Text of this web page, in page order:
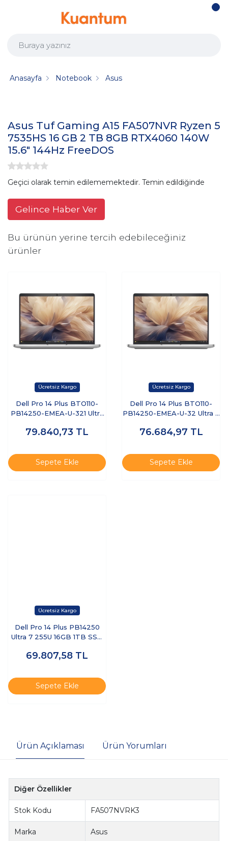
Anasayfa Notebook Asus
Asus Tuf Gaming A15 FA507NVR Ryzen 5
7535HS 16 GB 2 TB 8GB RTX4060 140W
15.6" 144Hz FreeDOS
Geçici olarak temin edilememektedir. Temin edildiğinde
Gelince Haber Ver
Bu ürünün yerine tercih edebileceğiniz
ürünler
Dell Pro 14 Plus BTO110-
PB14250-EMEA-U-321 Ultra
Free Dos Dizüstü Bilgisayar
79.840,73 TL
Sepete Ekle
Dell Pro 14 Plus BTO110-
PB14250-EMEA-U-32 Ultra 7
Ubuntu Dizüstü Bilgisayar
76.684,97 TL
Sepete Ekle
Dell Pro 14 Plus PB14250
Ultra 7 255U 16GB 1TB SSD
PB14250-UBU
69.807,58 TL
Sepete Ekle
Ürün Açıklaması Ürün Yorumları
Diğer Özellikler
Stok Kodu FA507NVRK3
Marka Asus